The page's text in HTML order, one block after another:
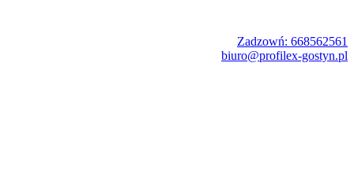
Zadzowń: 668562561
biuro@profilex-gostyn.pl